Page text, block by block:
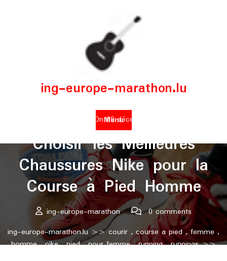
ing-europe-marathon.lu
Menu
Posted On 09 décembre 2024
Choisir les Meilleures
Chaussures Nike pour la
Course à Pied Homme
ing-europe-marathon
0 comments
ing-europe-marathon.lu>>courir ,course a pied,femme ,
homme,nike,pied,pour femme,running,runnings>>